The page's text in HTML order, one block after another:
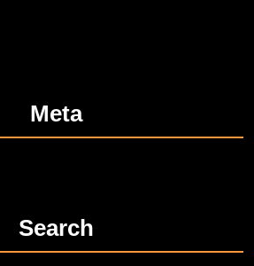
Meta
Search